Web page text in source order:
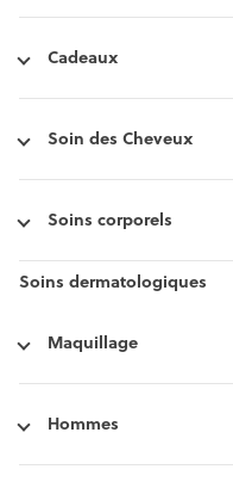
Cadeaux
Soin des Cheveux
Soins corporels
Soins dermatologiques
Maquillage
Hommes